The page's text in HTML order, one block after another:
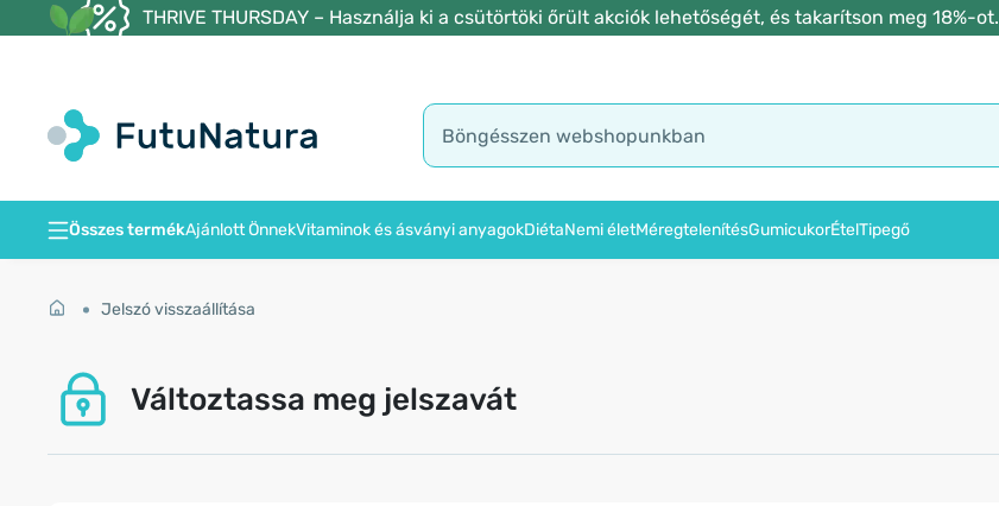
THRIVE THURSDAY – Használja ki a csütörtöki őrült akciók lehetőségét, és takarítson meg 18%-ot.
Összes termékAjánlott ÖnnekVitaminok és ásványi anyagokDiétaNemi életMéregtelenítésGumicukorÉtelTipegő
Jelszó visszaállítása
Változtassa meg jelszavát